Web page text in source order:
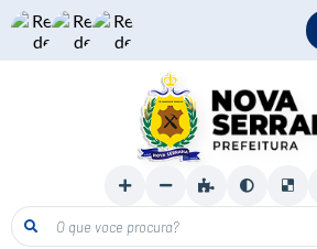
O que voce procura?